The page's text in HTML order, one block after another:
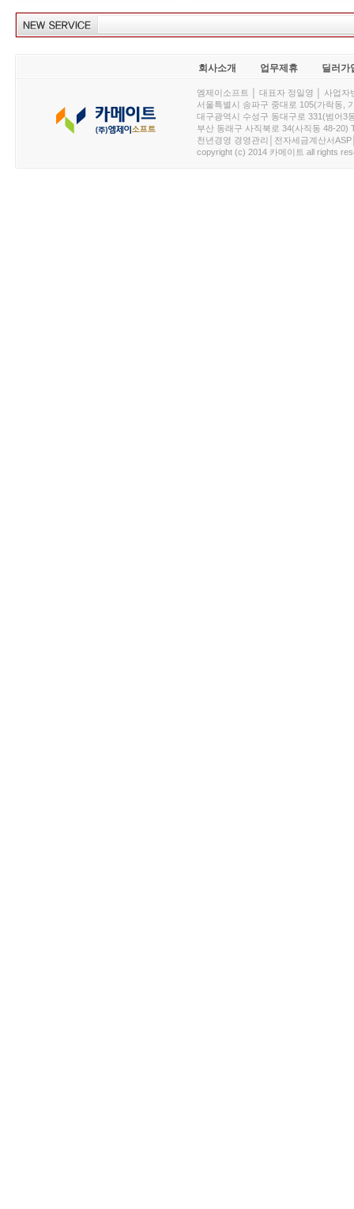
회사소개 업무제휴 딜러가
엠제이소프트 │ 대표자 정일영 │ 사업
서울특별시 송파구 중대로 105(가락동,
대구광역시 수성구 동대구로 331(범어3
부산 동래구 사직북로 34(사직동 48-20)
천년경영 경영관리│전자세금계산서
copyright (c) 2014 카메이트 all rights